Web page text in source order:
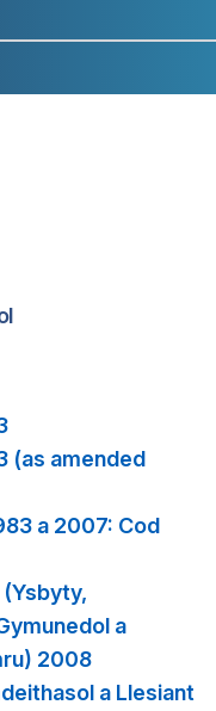
(as amended
a 2007: Cod
a
2008
a Llesiant